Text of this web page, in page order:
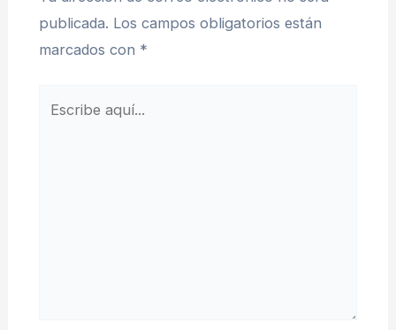
publicada. Los campos obligatorios están
marcados con *